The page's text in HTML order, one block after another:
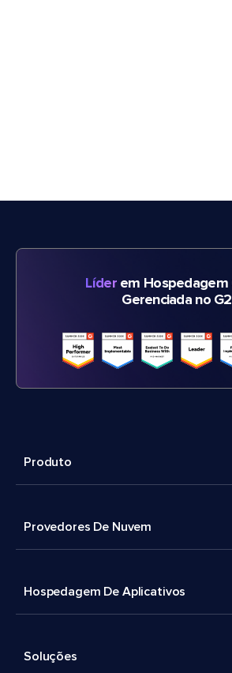
Líderem Hospedagem
Gerenciada no G2
Produto
Provedores De Nuvem
Hospedagem De Aplicativos
Soluções